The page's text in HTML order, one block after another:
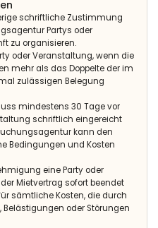
schriftliche Zustimmung
Partys oder
zu organisieren.
oder Veranstaltung, wenn die
mehr als das Doppelte der im
zulässigen Belegung
mindestens 30 Tage vor
schriftlich eingereicht
kann den
Bedingungen und Kosten
eine Party oder
Mietvertrag sofort beendet
sämtliche Kosten, die durch
oder Störungen